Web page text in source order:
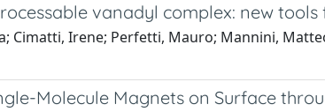
vanadyl complex: new
Cimatti, Irene; Perfetti, Mauro; Mannini,
Molecule Magnets on Surface